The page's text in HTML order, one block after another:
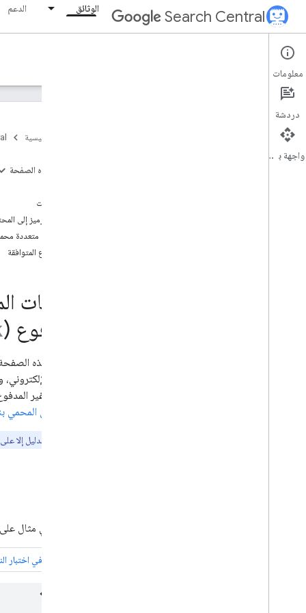
Search Central الوثائق الدعم
Documentation
أساسيات تحسين محركات البحث
الصفحة الرئيسية
على هذه الصفحة
الإرشادات
إضافة ترميز إلى
أقسام متعددة
الأنواع المتوافقة
المدفوع (
موقعك
الاشتراك غير
والمحتوى المحمي
لا ينطبق هذا الدليل إلا
في ما يلي مثال
معلومات
دردشة
واجهة برمجة التطبيقات